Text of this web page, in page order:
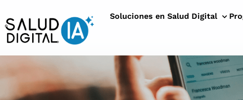
Soluciones en Salud Digital